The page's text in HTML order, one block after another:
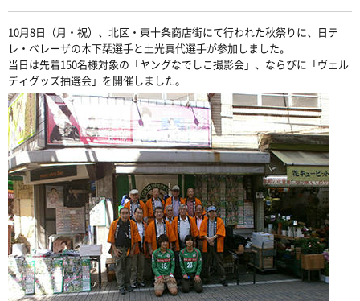
10月8日（月・祝）、北区・東十条商店街にて行われた秋祭りに、日テ
レ・ベレーザの木下栞選手と土光真代選手が参加しました。
当日は先着150名様対象の「ヤングなでしこ撮影会」、ならびに「ヴェル
ディグッズ抽選会」を開催しました。